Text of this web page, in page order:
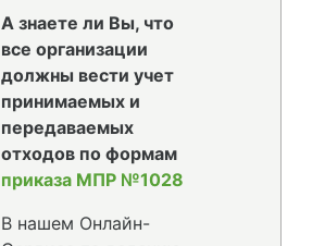
А знаете ли Вы, что
все организации
должны вести учет
принимаемых и
передаваемых
отходов по формам
приказа МПР №1028
В нашем Онлайн-